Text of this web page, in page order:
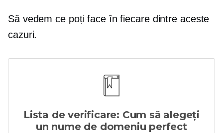
Să vedem ce poți face în fiecare dintre aceste
cazuri.
Lista de verificare: Cum să alegeți
un nume de domeniu perfect